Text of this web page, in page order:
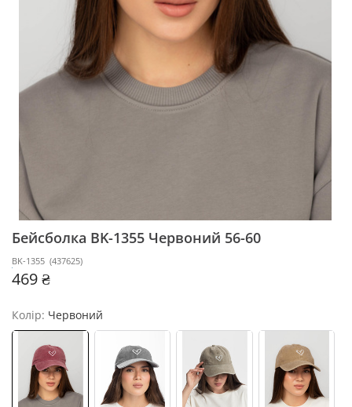
Бейсболка BK-1355 Червоний 56-60
BK-1355 (437625)
469 ₴
Колір: Червоний